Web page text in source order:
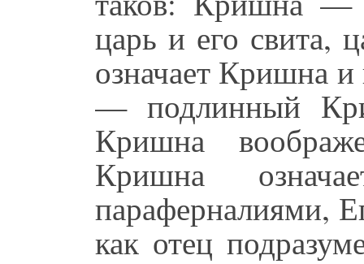
царь и его свита,
означает Кришна
— подлинный
Кришна
Кришна
параферналиями,
как отец